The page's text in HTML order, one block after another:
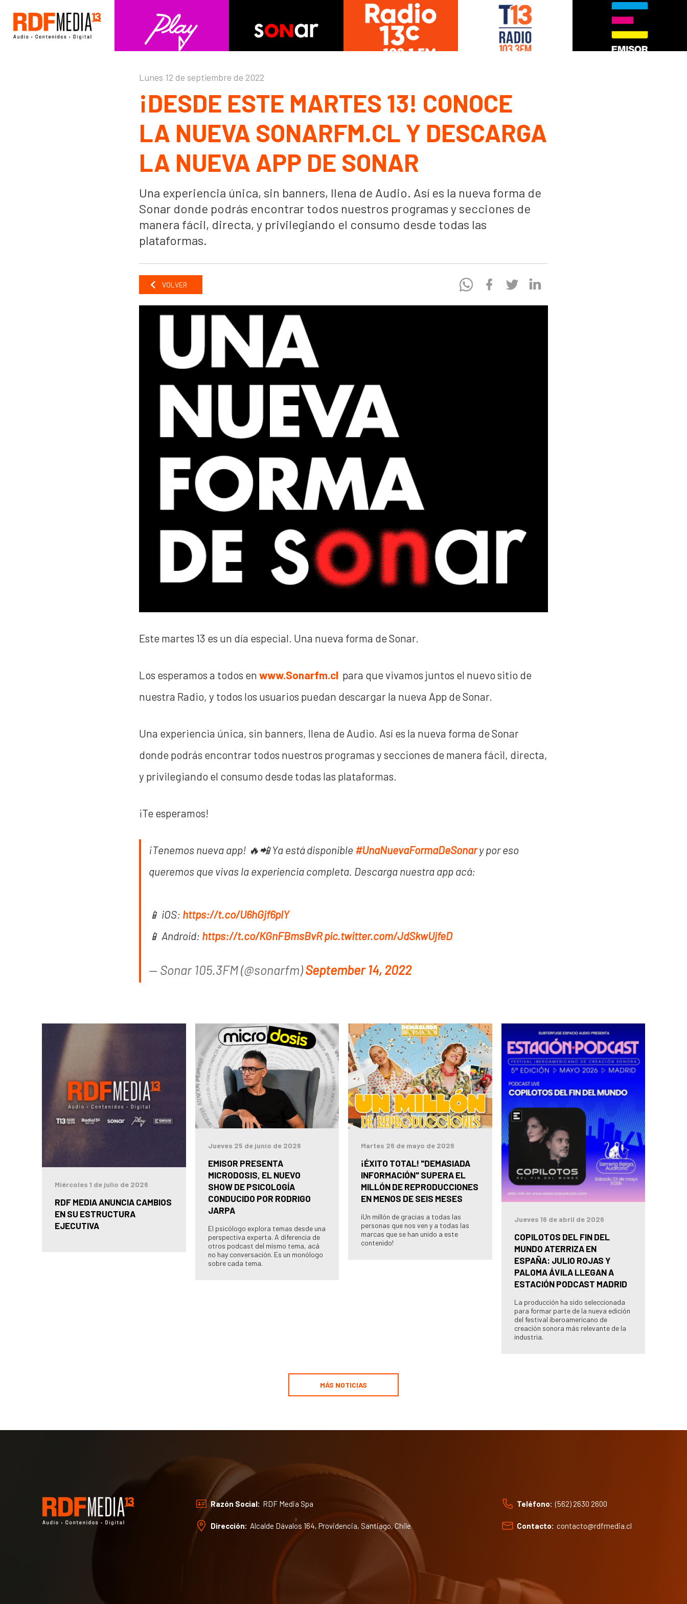
Lunes 12 de septiembre de 2022
¡DESDE ESTE MARTES 13! CONOCE
LA NUEVA SONARFM.CL Y DESCARGA
LA NUEVA APP DE SONAR
Una experiencia única, sin banners, llena de Audio. Así es la nueva forma de
Sonar donde podrás encontrar todos nuestros programas y secciones de
manera fácil, directa, y privilegiando el consumo desde todas las
plataformas.
VOLVER
Este martes 13 es un día especial. Una nueva forma de Sonar.
Los esperamos a todos en www.Sonarfm.cl para que vivamos juntos el nuevo sitio de
nuestra Radio, y todos los usuarios puedan descargar la nueva App de Sonar.
Una experiencia única, sin banners, llena de Audio. Así es la nueva forma de Sonar
donde podrás encontrar todos nuestros programas y secciones de manera fácil, directa,
y privilegiando el consumo desde todas las plataformas.
¡Te esperamos!
¡Tenemos nueva app! 🔥📲 Ya está disponible #UnaNuevaFormaDeSonary por eso
queremos que vivas la experiencia completa. Descarga nuestra app acá:
📱 iOS: https://t.co/U6hGjf6plY
📱 Android: https://t.co/KGnFBmsBvR pic.twitter.com/JdSkwUjfeD
— Sonar 105.3FM (@sonarfm)September 14, 2022
Miércoles 1 de julio de 2026
RDF MEDIA ANUNCIA CAMBIOS
EN SU ESTRUCTURA
EJECUTIVA
Jueves 25 de junio de 2026
EMISOR PRESENTA
MICRODOSIS, EL NUEVO
SHOW DE PSICOLOGÍA
CONDUCIDO POR RODRIGO
JARPA
El psicólogo explora temas desde una
perspectiva experta. A diferencia de
otros podcast del mismo tema, acá
no hay conversación. Es un monólogo
sobre cada tema.
Martes 26 de mayo de 2026
¡ÉXITO TOTAL! "DEMASIADA
INFORMACIÓN" SUPERA EL
MILLÓN DE REPRODUCCIONES
EN MENOS DE SEIS MESES
¡Un millón de gracias a todas las
personas que nos ven y a todas las
marcas que se han unido a este
contenido!
Jueves 16 de abril de 2026
COPILOTOS DEL FIN DEL
MUNDO ATERRIZA EN
ESPAÑA: JULIO ROJAS Y
PALOMA ÁVILA LLEGAN A
ESTACIÓN PODCAST MADRID
La producción ha sido seleccionada
para formar parte de la nueva edición
del festival iberoamericano de
creación sonora más relevante de la
industria.
MÁS NOTICIAS
Razón Social: RDF Media Spa
Dirección: Alcalde Dávalos 164, Providencia, Santiago, Chile
Teléfono: (562) 2630 2600
Contacto: contacto@rdfmedia.cl